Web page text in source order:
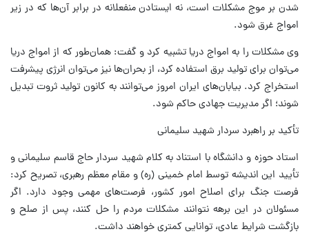
شدن بر موج مشکلات است، نه ایستادن منفعلانه در برابر آن‌ها که در زیر
امواج غرق شود.
وی مشکلات را به امواج دریا تشبیه کرد و گفت: همان‌طور که از امواج دریا
می‌توان برای تولید برق استفاده کرد، از بحران‌ها نیز می‌توان انرژی پیشرفت
استخراج کرد. بیابان‌های ایران امروز می‌توانند به کانون تولید ثروت تبدیل
شوند؛ اگر مدیریت جهادی حاکم شود.
تأکید بر راهبرد سردار شهید سلیمانی
استاد حوزه و دانشگاه با استناد به کلام شهید سردار حاج قاسم سلیمانی و
تأیید این اندیشه توسط امام خمینی (ره) و مقام معظم رهبری، تصریح کرد:
فرصت جنگ برای اصلاح امور کشور، فرصت‌های مهمی وجود دارد. اگر
مسئولان در این برهه نتوانند مشکلات مردم را حل کنند، پس از صلح و
بازگشت شرایط عادی، توانایی کمتری خواهند داشت.